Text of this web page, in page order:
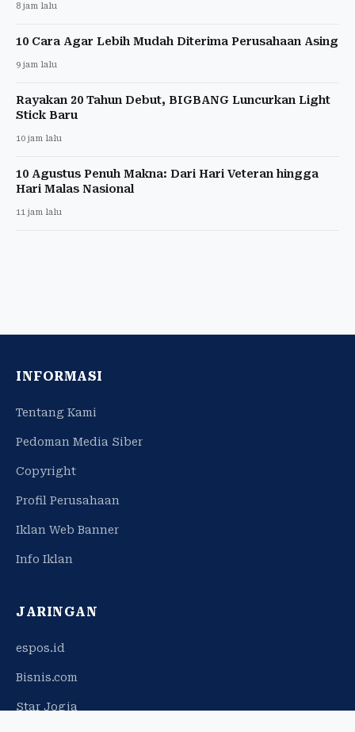
8 jam lalu
10 Cara Agar Lebih Mudah Diterima Perusahaan Asing
9 jam lalu
Rayakan 20 Tahun Debut, BIGBANG Luncurkan Light
Stick Baru
10 jam lalu
10 Agustus Penuh Makna: Dari Hari Veteran hingga
Hari Malas Nasional
11 jam lalu
INFORMASI
Tentang Kami
Pedoman Media Siber
Copyright
Profil Perusahaan
Iklan Web Banner
Info Iklan
JARINGAN
espos.id
Bisnis.com
Star Jogja